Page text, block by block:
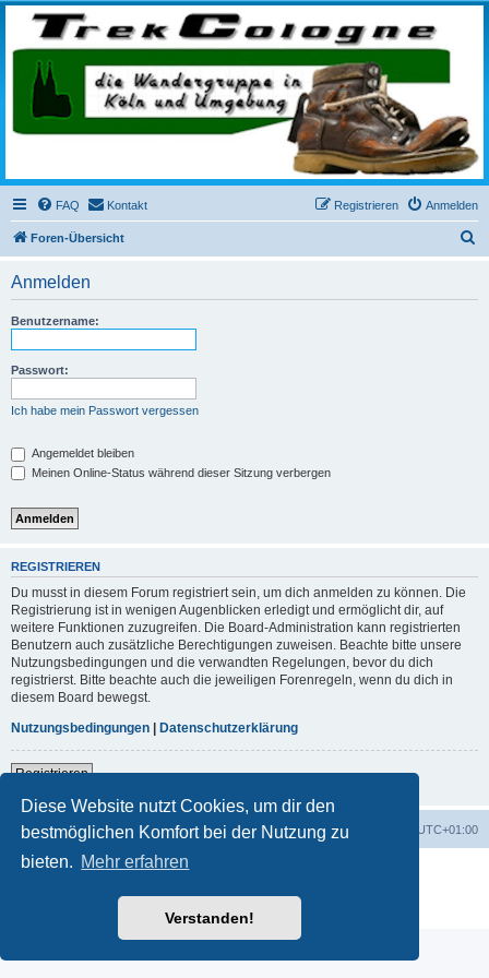
Diese Website nutzt Cookies, um dir den
bestmöglichen Komfort bei der Nutzung zu
bieten. Mehr erfahren
Verstanden!
trekcologne.de
Wanderungen rund um Köln
FAQ Kontakt Anmelden
Registrieren
Foren-Übersicht
Anmelden
Benutzername:
Passwort:
Ich habe mein Passwort vergessen
Angemeldet bleiben
Meinen Online-Status während dieser Sitzung verbergen
REGISTRIEREN
Du musst in diesem Forum registriert sein, um dich anmelden zu können. Die
Registrierung ist in wenigen Augenblicken erledigt und ermöglicht dir, auf
weitere Funktionen zuzugreifen. Die Board-Administration kann registrierten
Benutzern auch zusätzliche Berechtigungen zuweisen. Beachte bitte unsere
Nutzungsbedingungen und die verwandten Regelungen, bevor du dich
registrierst. Bitte beachte auch die jeweiligen Forenregeln, wenn du dich in
diesem Board bewegst.
Nutzungsbedingungen | Datenschutzerklärung
Registrieren
Foren-Übersicht Alle Zeiten sind UTC+01:00
Powered byphpBB